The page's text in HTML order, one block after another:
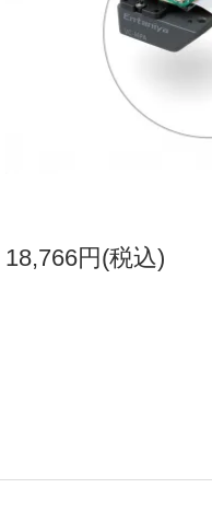
18,766円(税込)